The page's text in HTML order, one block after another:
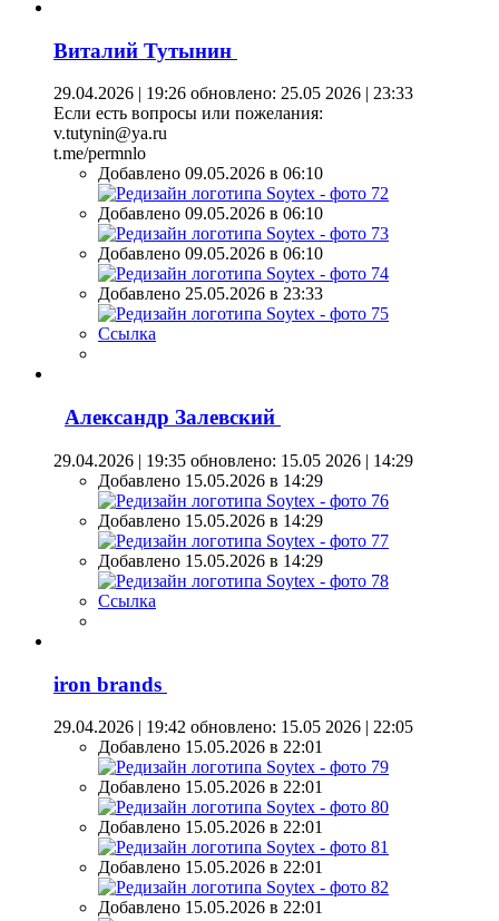
Виталий Тутынин
29.04.2026 | 19:26 обновлено: 25.05 2026 | 23:33
Если есть вопросы или пожелания:
v.tutynin@ya.ru
t.me/permnlo
Добавлено 09.05.2026 в 06:10
Добавлено 09.05.2026 в 06:10
Добавлено 09.05.2026 в 06:10
Добавлено 25.05.2026 в 23:33
Ссылка
Александр Залевский
29.04.2026 | 19:35 обновлено: 15.05 2026 | 14:29
Добавлено 15.05.2026 в 14:29
Добавлено 15.05.2026 в 14:29
Добавлено 15.05.2026 в 14:29
Ссылка
iron brands
29.04.2026 | 19:42 обновлено: 15.05 2026 | 22:05
Добавлено 15.05.2026 в 22:01
Добавлено 15.05.2026 в 22:01
Добавлено 15.05.2026 в 22:01
Добавлено 15.05.2026 в 22:01
Добавлено 15.05.2026 в 22:01